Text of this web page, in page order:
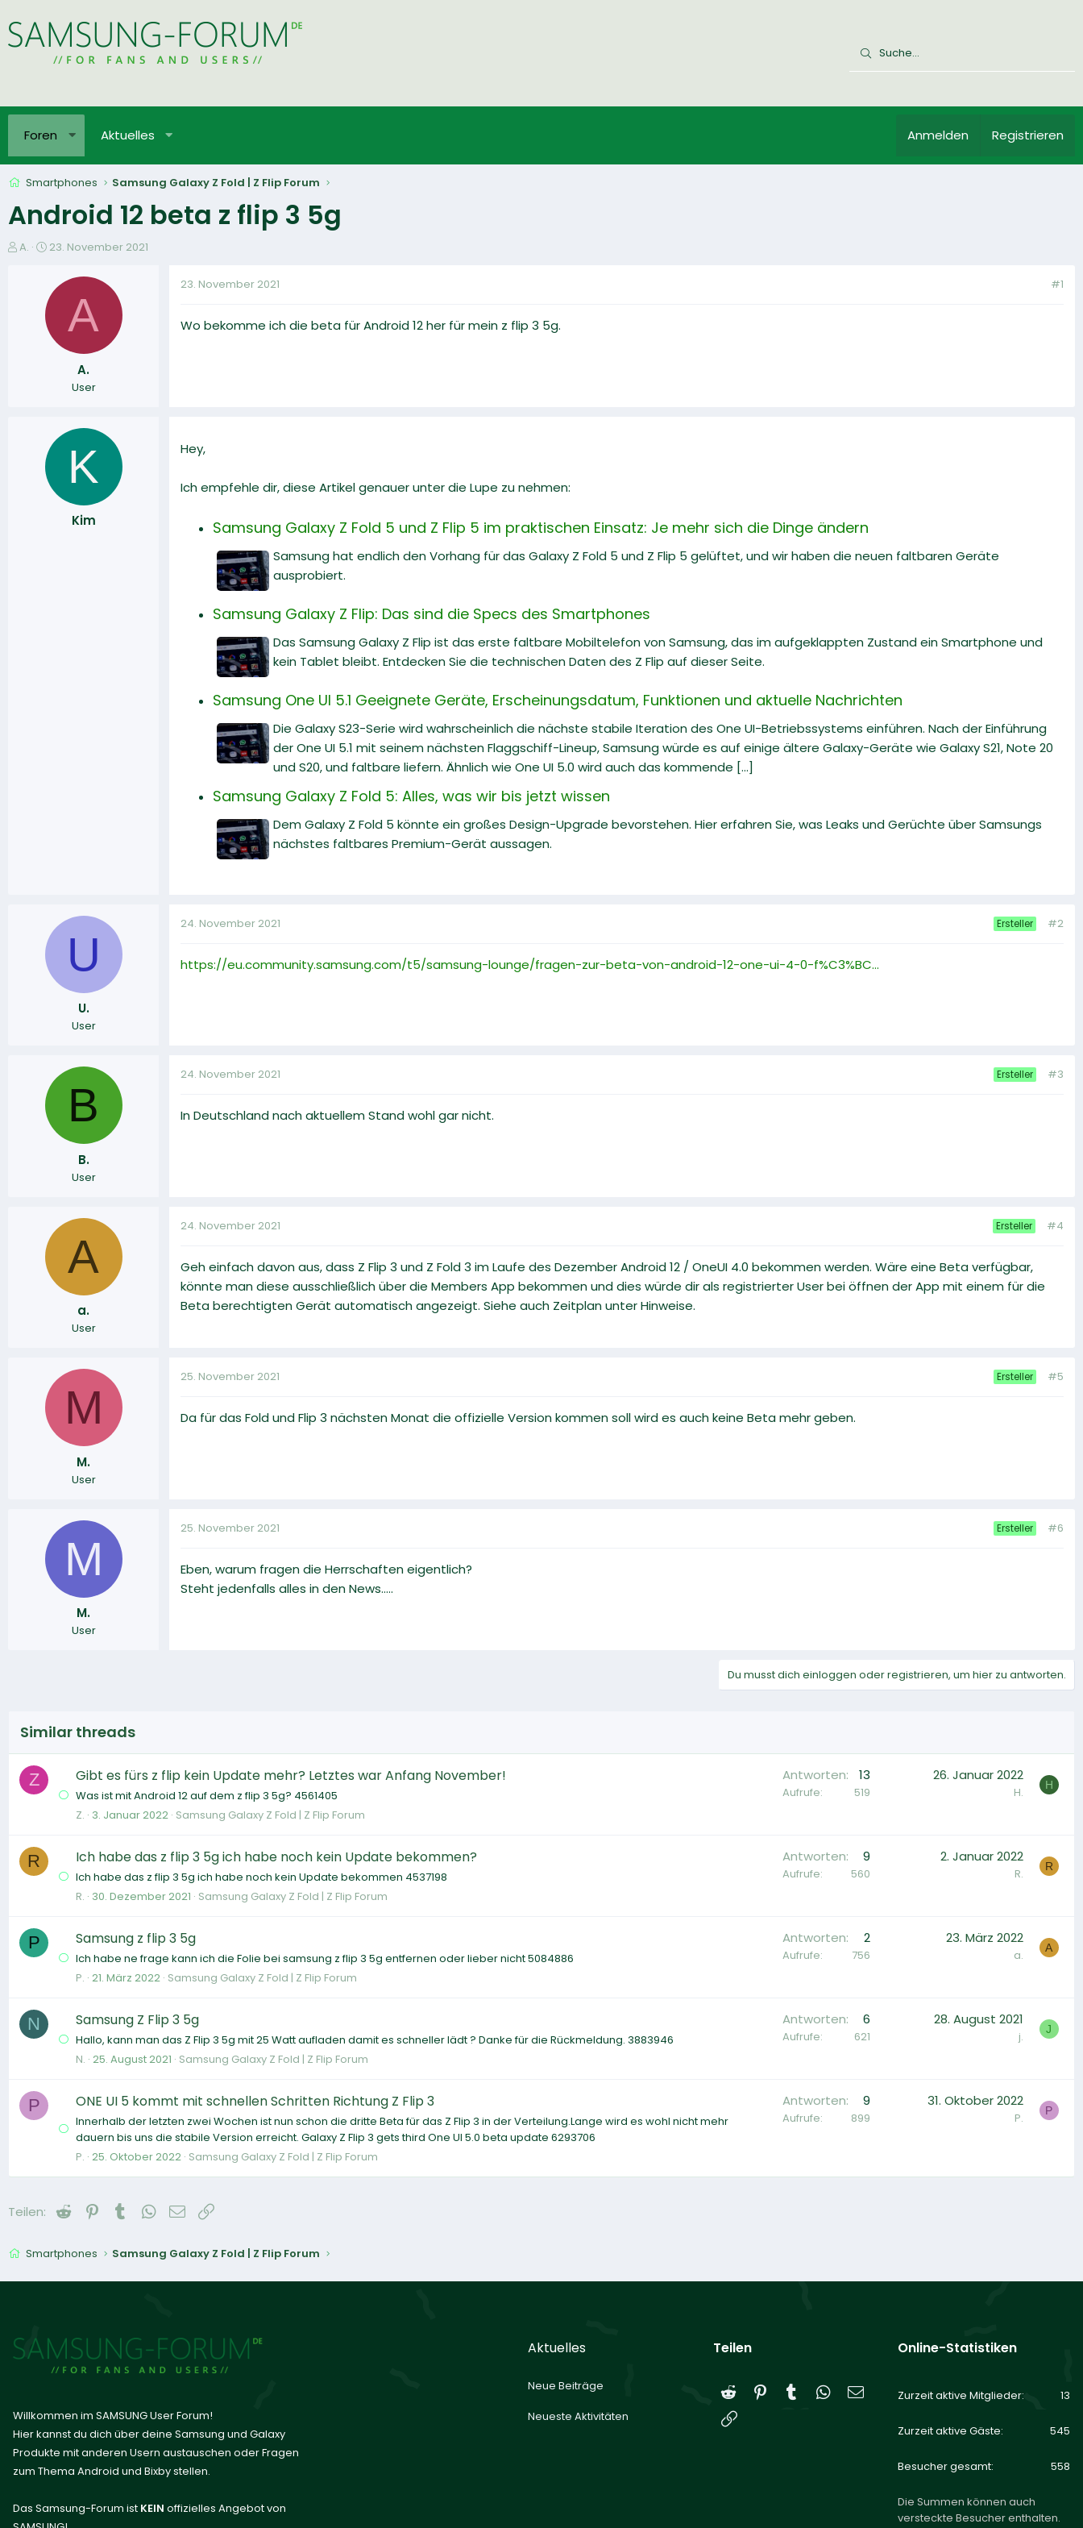
Foren Aktuelles Anmelden Registrieren
Smartphones Samsung Galaxy Z Fold | Z Flip Forum
Android 12 beta z flip 3 5g
E
A.
E
t
23. November 2021
A
A.
User
23. November 2021 #1
Wo bekomme ich die beta für Android 12 her für mein z flip 3 5g.
K
Kim
Hey,
Ich empfehle dir, diese Artikel genauer unter die Lupe zu nehmen:
Samsung Galaxy Z Fold 5 und Z Flip 5 im praktischen Einsatz: Je mehr sich die Dinge ändern
Samsung hat endlich den Vorhang für das Galaxy Z Fold 5 und Z Flip 5 gelüftet, und wir haben die neuen faltbaren Geräte
ausprobiert.
Samsung Galaxy Z Flip: Das sind die Specs des Smartphones
Das Samsung Galaxy Z Flip ist das erste faltbare Mobiltelefon von Samsung, das im aufgeklappten Zustand ein Smartphone und
kein Tablet bleibt. Entdecken Sie die technischen Daten des Z Flip auf dieser Seite.
Samsung One UI 5.1 Geeignete Geräte, Erscheinungsdatum, Funktionen und aktuelle Nachrichten
Die Galaxy S23-Serie wird wahrscheinlich die nächste stabile Iteration des One UI-Betriebssystems einführen. Nach der Einführung
der One UI 5.1 mit seinem nächsten Flaggschiff-Lineup, Samsung würde es auf einige ältere Galaxy-Geräte wie Galaxy S21, Note 20
und S20, und faltbare liefern. Ähnlich wie One UI 5.0 wird auch das kommende [...]
Samsung Galaxy Z Fold 5: Alles, was wir bis jetzt wissen
Dem Galaxy Z Fold 5 könnte ein großes Design-Upgrade bevorstehen. Hier erfahren Sie, was Leaks und Gerüchte über Samsungs
nächstes faltbares Premium-Gerät aussagen.
U
U.
User
24. November 2021 Ersteller #2
https://eu.community.samsung.com/t5/samsung-lounge/fragen-zur-beta-von-android-12-one-ui-4-0-f%C3%BC...
B
B.
User
24. November 2021 Ersteller #3
In Deutschland nach aktuellem Stand wohl gar nicht.
A
a.
User
24. November 2021 Ersteller #4
Geh einfach davon aus, dass Z Flip 3 und Z Fold 3 im Laufe des Dezember Android 12 / OneUI 4.0 bekommen werden. Wäre eine Beta verfügbar,
könnte man diese ausschließlich über die Members App bekommen und dies würde dir als registrierter User bei öffnen der App mit einem für die
Beta berechtigten Gerät automatisch angezeigt. Siehe auch Zeitplan unter Hinweise.
M
M.
User
25. November 2021 Ersteller #5
Da für das Fold und Flip 3 nächsten Monat die offizielle Version kommen soll wird es auch keine Beta mehr geben.
M
M.
User
25. November 2021 Ersteller #6
Eben, warum fragen die Herrschaften eigentlich?
Steht jedenfalls alles in den News.....
Du musst dich einloggen oder registrieren, um hier zu antworten.
Similar threads
Z Gibt es fürs z flip kein Update mehr? Letztes war Anfang November!
Was ist mit Android 12 auf dem z flip 3 5g? 4561405
Z. 3. Januar 2022 Samsung Galaxy Z Fold | Z Flip Forum
Antworten 13
Aufrufe 519
26. Januar 2022
H. H
R Ich habe das z flip 3 5g ich habe noch kein Update bekommen?
Ich habe das z flip 3 5g ich habe noch kein Update bekommen 4537198
R. 30. Dezember 2021 Samsung Galaxy Z Fold | Z Flip Forum
Antworten 9
Aufrufe 560
2. Januar 2022
R. R
P Samsung z flip 3 5g
Ich habe ne frage kann ich die Folie bei samsung z flip 3 5g entfernen oder lieber nicht 5084886
P. 21. März 2022 Samsung Galaxy Z Fold | Z Flip Forum
Antworten 2
Aufrufe 756
23. März 2022
a. A
N Samsung Z Flip 3 5g
Hallo, kann man das Z Flip 3 5g mit 25 Watt aufladen damit es schneller lädt ? Danke für die Rückmeldung. 3883946
N. 25. August 2021 Samsung Galaxy Z Fold | Z Flip Forum
Antworten 6
Aufrufe 621
28. August 2021
j. J
P ONE UI 5 kommt mit schnellen Schritten Richtung Z Flip 3
Innerhalb der letzten zwei Wochen ist nun schon die dritte Beta für das Z Flip 3 in der Verteilung.Lange wird es wohl nicht mehr
dauern bis uns die stabile Version erreicht. Galaxy Z Flip 3 gets third One UI 5.0 beta update 6293706
P. 25. Oktober 2022 Samsung Galaxy Z Fold | Z Flip Forum
Antworten 9
Aufrufe 899
31. Oktober 2022
P. P
Teilen: Reddit PinterestTumblrWhatsApp
E-Mail
Smartphones Samsung Galaxy Z Fold | Z Flip Forum
Willkommen im SAMSUNG User Forum!
Hier kannst du dich über deine Samsung und Galaxy
Produkte mit anderen Usern austauschen oder Fragen
zum Thema Android und Bixby stellen.
Das Samsung-Forum ist KEIN offizielles Angebot von
Aktuelles
Neue Beiträge
Neueste Aktivitäten
Teilen
Reddit Pinterest
Tumblr WhatsApp
E-Mail
Online-Statistiken
Zurzeit aktive Mitglieder 13
Zurzeit aktive Gäste 545
Besucher gesamt 558
Die Summen können auch
versteckte Besucher enthalten.